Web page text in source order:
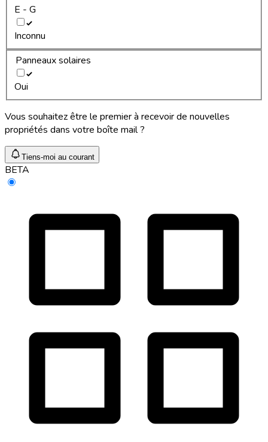
E - G
Inconnu
Panneaux solaires
Oui
Vous souhaitez être le premier à recevoir de nouvelles
propriétés dans votre boîte mail ?
Tiens-moi au courant
BETA